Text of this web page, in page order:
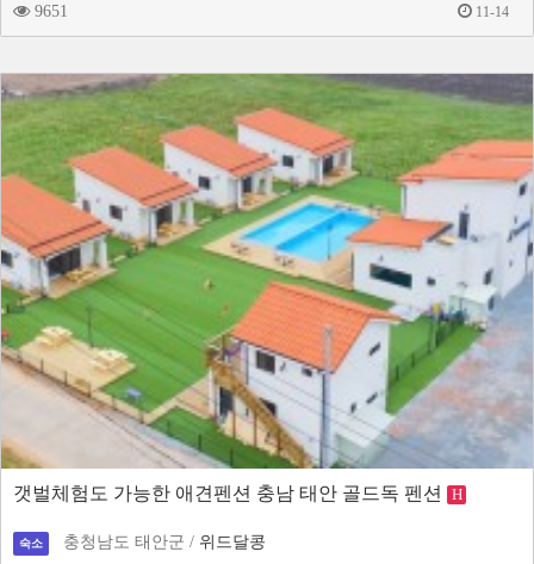
9651 11-14
갯벌체험도 가능한 애견펜션 충남 태안 골드독 펜션 H
숙소 충청남도 태안군 / 위드달콩